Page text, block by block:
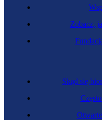
Zawód regulowany
Skąd się
Zobacz,